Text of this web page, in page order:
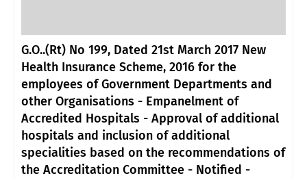
G.O..(Rt) No 199, Dated 21st March 2017 New
Health Insurance Scheme, 2016 for the
employees of Government Departments and
other Organisations - Empanelment of
Accredited Hospitals - Approval of additional
hospitals and inclusion of additional
specialities based on the recommendations of
the Accreditation Committee - Notified -